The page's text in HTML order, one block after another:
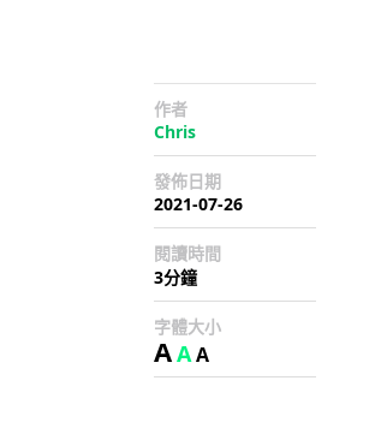
作者
Chris
發佈日期
2021-07-26
閱讀時間
3分鐘
字體大小
AAA